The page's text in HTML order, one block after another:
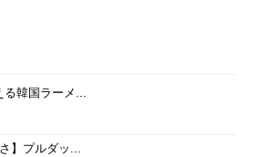
る韓国ラーメ...
】プルダッ...